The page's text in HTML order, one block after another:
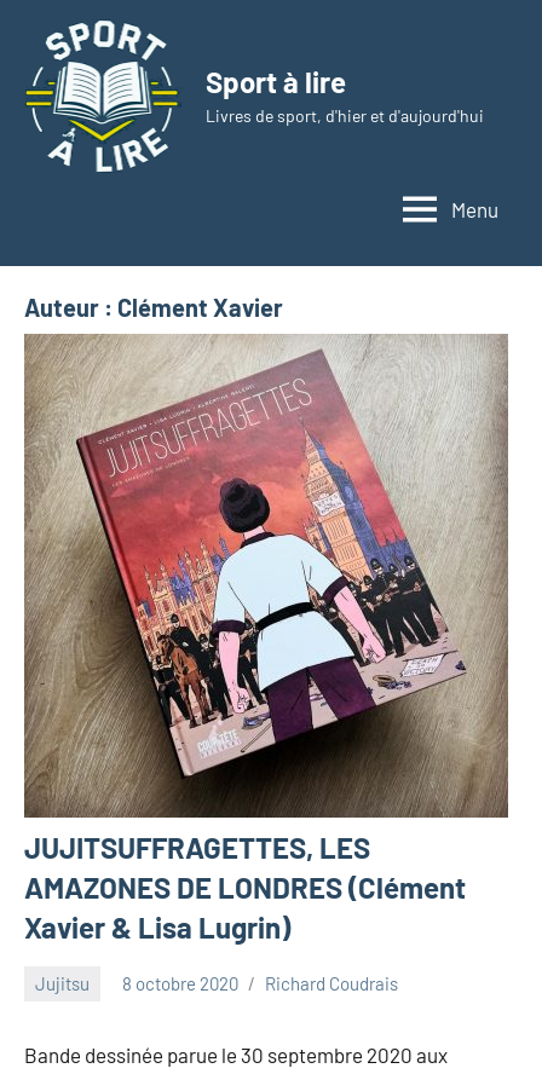
contenu
Sport à lire
Livres de sport, d'hier et d'aujourd'hui
Menu
Auteur : Clément Xavier
JUJITSUFFRAGETTES, LES
AMAZONES DE LONDRES (Clément
Xavier & Lisa Lugrin)
Jujitsu 8 octobre 2020 Richard Coudrais
Bande dessinée parue le 30 septembre 2020 aux